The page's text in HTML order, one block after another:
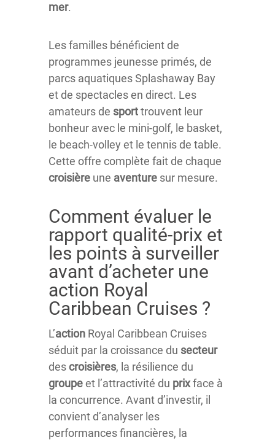
mer.
Les familles bénéficient de
programmes jeunesse primés, de
parcs aquatiques Splashaway Bay
et de spectacles en direct. Les
amateurs de sporttrouvent leur
bonheur avec le mini-golf, le basket,
le beach-volley et le tennis de table.
Cette offre complète fait de chaque
croisière une aventure sur mesure.
Comment évaluer le
rapport qualité-prix et
les points à surveiller
avant d’acheter une
action Royal
Caribbean Cruises ?
L’action Royal Caribbean Cruises
séduit par la croissance du secteur
descroisières, la résilience du
groupeet l’attractivité du prixface à
la concurrence. Avant d’investir, il
convient d’analyser les
performances financières, la